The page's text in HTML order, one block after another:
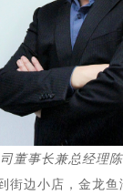
董事长兼总经理陈
边小店，金龙